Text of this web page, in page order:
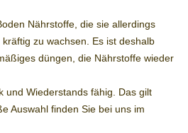
Nährstoffe, die sie allerdings
zu wachsen. Es ist deshalb
düngen, die Nährstoffe wieder
und Wiederstands fähig. Das gilt
Auswahl finden Sie bei uns im